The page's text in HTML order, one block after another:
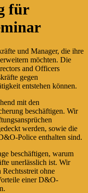
für
und Manager, die ihre
möchten. Die
and Officers
gegen
entstehen können.
mit den
beschäftigen. Wir
werden, sowie die
Police enthalten sind.
beschäftigen, warum
unerlässlich ist. Wir
ohne
einer D&O-